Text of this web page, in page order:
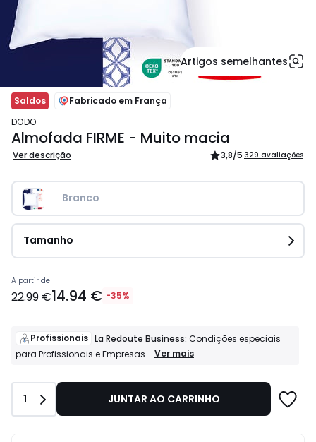
Artigos semelhantes
Saldos
Fabricado em França
DODO
Almofada FIRME - Muito macia
Ver descrição 3,8/5 329 avaliações
Branco
Tamanho
Preço
a
14.94
€
vez
A partir de
22.99 €14.94 € -35%
Profissionais La Redoute Business: Condições especiais
para Profissionais e Empresas.
Profissionais
Condições
Ver mais
Quantidade
1 JUNTAR AO CARRINHO